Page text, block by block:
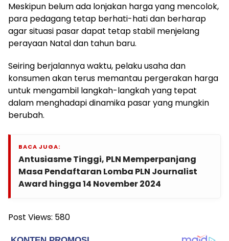
Meskipun belum ada lonjakan harga yang mencolok,
para pedagang tetap berhati-hati dan berharap
agar situasi pasar dapat tetap stabil menjelang
perayaan Natal dan tahun baru.
Seiring berjalannya waktu, pelaku usaha dan
konsumen akan terus memantau pergerakan harga
untuk mengambil langkah-langkah yang tepat
dalam menghadapi dinamika pasar yang mungkin
berubah.
BACA JUGA:
Antusiasme Tinggi, PLN Memperpanjang
Masa Pendaftaran Lomba PLN Journalist
Award hingga 14 November 2024
Post Views: 580